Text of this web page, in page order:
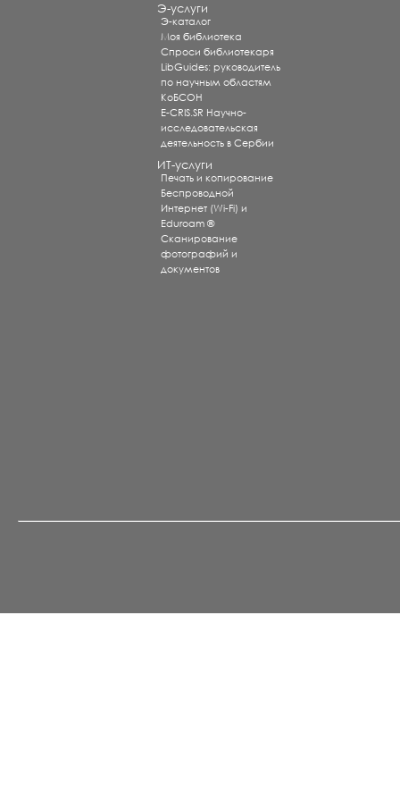
Э-услуги
Э-каталог
Моя библиотека
Спроси библиотекаря
LibGuides: руководитель
по научным областям
КоБСОН
E-CRIS.SR Научно-
исследовательская
деятельность в Сербии
ИТ-услуги
Печать и копирование
Беспроводной
Интернет (Wi-Fi) и
Eduroam ®
Сканирование
фотографий и
документов